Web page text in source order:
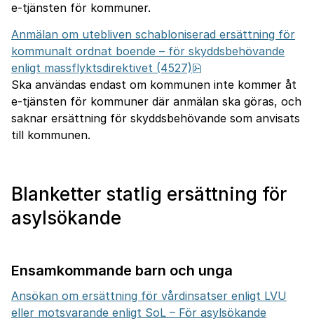
e-tjänsten för kommuner.
Anmälan om utebliven schabloniserad ersättning för
kommunalt ordnat boende – för skyddsbehövande
enligt massflyktsdirektivet (4527)
Ska användas endast om kommunen inte kommer åt
e-tjänsten för kommuner där anmälan ska göras, och
saknar ersättning för skyddsbehövande som anvisats
till kommunen.
Blanketter statlig ersättning för
asylsökande
Ensamkommande barn och unga
Ansökan om ersättning för vårdinsatser enligt LVU
eller motsvarande enligt SoL – För asylsökande